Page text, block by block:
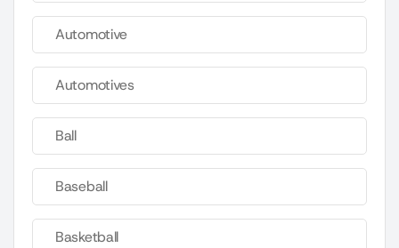
Automotive
Automotives
Ball
Baseball
Basketball